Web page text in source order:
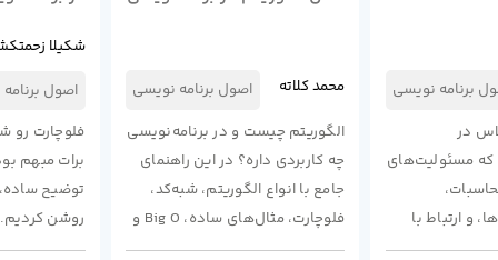
برنامه نویسی
در
که مسئولیت‌های
و ارتباط با
دارد.
محمد کلاته
اصول برنامه نویسی
الگوریتم چیست و در برنامه‌نویسی
چه کاربردی داره؟ در این راهنمای
جامع با انواع الگوریتم، شبه‌کد،
فلوچارت، مثال‌های ساده، Big O و
مسیر یادگیری الگوریتم آشنا
شکیلا
اصول
فلوچارت رو
برات مبهم
توضیح
روشن کردیم.